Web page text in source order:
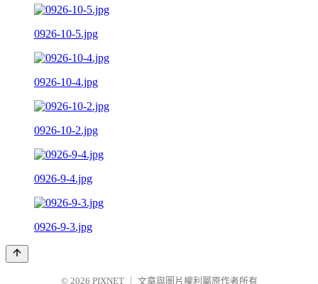
0926-10-5.jpg
0926-10-4.jpg
0926-10-2.jpg
0926-9-4.jpg
0926-9-3.jpg
© 2026 PIXNET 文章與圖片權利屬原作者所有